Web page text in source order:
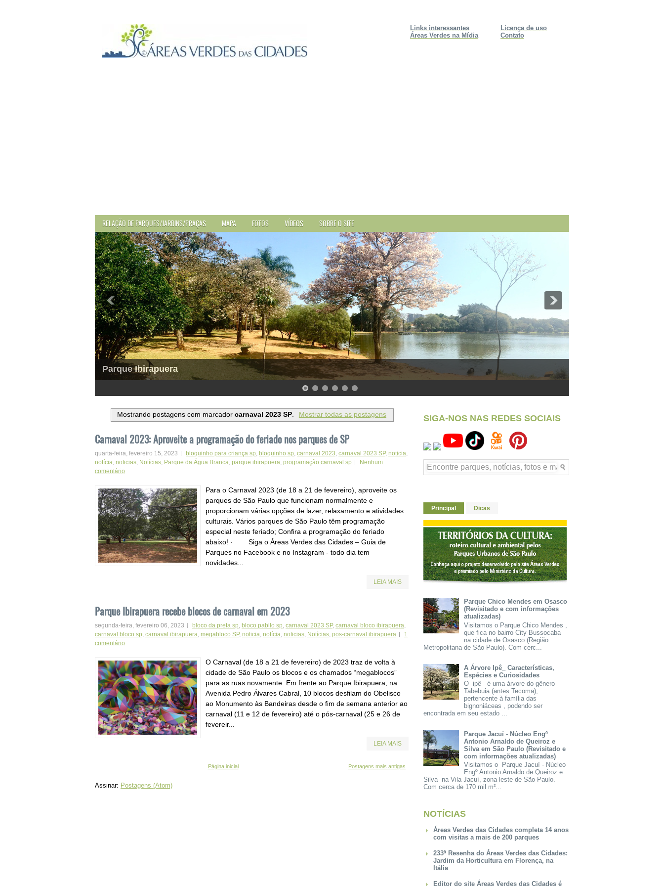
Licença de uso
Contato
Links interessantes
Áreas Verdes na Mídia
RELAÇÃO DE PARQUES/JARDINS/PRAÇAS MAPA FOTOS VÍDEOS SOBRE O SITE
Parque Ibirapuera
Mostrando postagens com marcadorcarnaval 2023 SP. Mostrar todas as postagens
Carnaval 2023: Aproveite a programação do feriado nos parques de SP
quarta-feira, fevereiro 15, 2023 bloquinho para criança sp bloquinho sp carnaval 2023 carnaval 2023 SP, noticia
notícia noticias Notícias Parque da Água Branca parque ibirapuera programação carnaval sp
Nenhum
comentário
Para o Carnaval 2023 (de 18 a 21 de fevereiro), aproveite os
parques de São Paulo que funcionam normalmente e
proporcionam várias opções de lazer, relaxamento e atividades
culturais. Vários parques de São Paulo têm programação
especial neste feriado; Confira a programação do feriado
abaixo! · Siga o Áreas Verdes das Cidades – Guia de
Parques no Facebook e no Instagram - todo dia tem
novidades...
LEIA MAIS
Parque Ibirapuera recebe blocos de carnaval em 2023
segunda-feira, fevereiro 06, 2023 bloco da preta sp bloco pabllo sp carnaval 2023 SP, carnaval bloco ibirapuera
carnaval bloco sp carnaval ibirapuera megabloco SP, noticia notícia noticias Notícias pos-carnaval ibirapuera
1
comentário
O Carnaval (de 18 a 21 de fevereiro) de 2023 traz de volta à
cidade de São Paulo os blocos e os chamados “megablocos”
para as ruas novamente. Em frente ao Parque Ibirapuera, na
Avenida Pedro Álvares Cabral, 10 blocos desfilam do Obelisco
ao Monumento às Bandeiras desde o fim de semana anterior ao
carnaval (11 e 12 de fevereiro) até o pós-carnaval (25 e 26 de
fevereir...
LEIA MAIS
Postagens mais antigas
Página inicial
Assinar: Postagens (Atom)
SIGA-NOS NAS REDES SOCIAIS
Principal Dicas
Parque Chico Mendes em Osasco
(Revisitado e com informações
atualizadas)
Visitamos o Parque Chico Mendes ,
que fica no bairro City Bussocaba
na cidade de Osasco (Região
Metropolitana de São Paulo). Com cerc...
A Árvore Ipê_ Características,
Espécies e Curiosidades
O ipê é uma árvore do gênero
Tabebuia (antes Tecoma),
pertencente à família das
bignoniáceas , podendo ser
encontrada em seu estado ...
Parque Jacuí - Núcleo Engº
Antonio Arnaldo de Queiroz e
Silva em São Paulo (Revisitado e
com informações atualizadas)
Visitamos o Parque Jacuí - Núcleo
Engº Antonio Arnaldo de Queiroz e
Silva na Vila Jacuí, zona leste de São Paulo.
Com cerca de 170 mil m²...
NOTÍCIAS
Áreas Verdes das Cidades completa 14 anos
com visitas a mais de 200 parques
233ª Resenha do Áreas Verdes das Cidades:
Jardim da Horticultura em Florença, na
Itália
Editor do site Áreas Verdes das Cidades é